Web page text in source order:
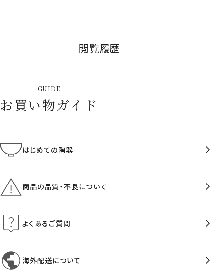
閲覧履歴
GUIDE
お買い物ガイド
はじめての陶器
商品の品質・不良について
よくあるご質問
海外配送について